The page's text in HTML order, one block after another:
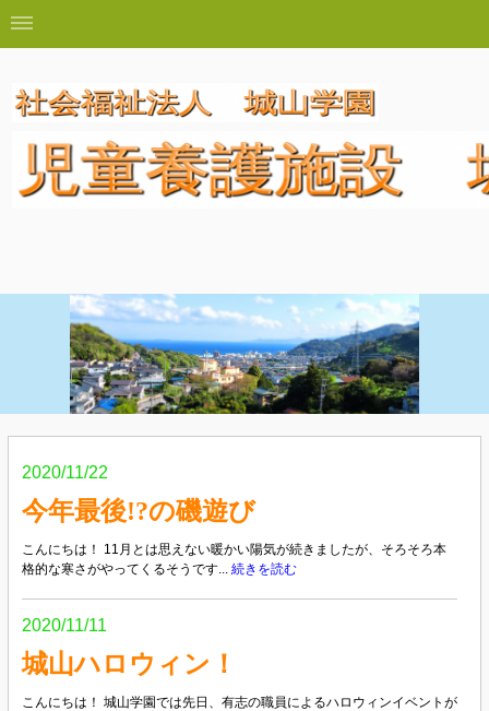
2020/11/22
今年最後!?の磯遊び
こんにちは！ 11月とは思えない暖かい陽気が続きましたが、そろそろ本
格的な寒さがやってくるそうです... 続きを読む
2020/11/11
城山ハロウィン！
こんにちは！ 城山学園では先日、有志の職員によるハロウィンイベントが